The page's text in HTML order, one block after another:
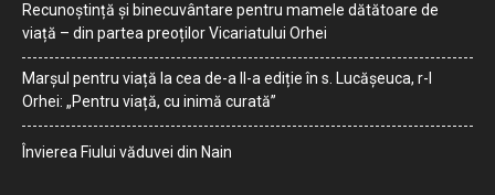
Recunoștință și binecuvântare pentru mamele dătătoare de
viață – din partea preoților Vicariatului Orhei
Marșul pentru viață la cea de-a II-a ediție în s. Lucășeuca, r-l
Orhei: „Pentru viață, cu inimă curată”
Învierea Fiului văduvei din Nain